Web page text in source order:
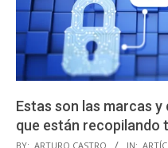
Estas son las marcas
que están recopilando
2023-
BY: ARTURO CASTRO IN: